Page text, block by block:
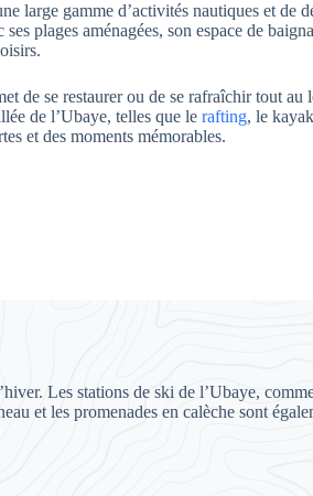
large gamme d’activités nautiques et de
plages aménagées, son espace de
de se restaurer ou de se rafraîchir tout
de l’Ubaye, telles que lerafting, le
et des moments mémorables.
Les stations de ski de l’Ubaye,
et les promenades en calèche sont